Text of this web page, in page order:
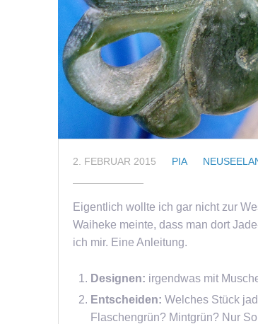
2. FEBRUAR 2015 PIA
Eigentlich wollte ich gar nicht zur
Waiheke meinte, dass man dort
ich mir. Eine Anleitung.
Designen: irgendwas mit
Entscheiden: Welches Stück
Flaschengrün? Mintgrün? Nur